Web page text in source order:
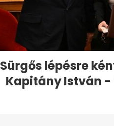
Sürgős lépésre
Kapitány István -